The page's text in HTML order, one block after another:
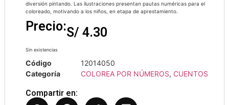
diversión pintando. Las ilustraciones presentan pautas numéricas para el
coloreado, motivando a los niños, en etapa de aprestamiento.
Precio:S/ 4.30
Sin existencias
Código
12014050
Categoría
COLOREA POR NÚMEROS, CUENTOS
Compartir en: